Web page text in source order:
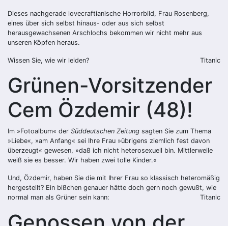
Dieses nachgerade lovecraftianische Horrorbild, Frau Rosenberg,
eines über sich selbst hinaus- oder aus sich selbst
herausgewachsenen Arschlochs bekommen wir nicht mehr aus
unseren Köpfen heraus.
Wissen Sie, wie wir leiden? Titanic
Grünen-Vorsitzender
Cem Özdemir (48)!
Im »Fotoalbum« der Süddeutschen Zeitung sagten Sie zum Thema
»Liebe«, »am Anfang« sei Ihre Frau »übrigens ziemlich fest davon
überzeugt« gewesen, »daß ich nicht heterosexuell bin. Mittlerweile
weiß sie es besser. Wir haben zwei tolle Kinder.«
Und, Özdemir, haben Sie die mit Ihrer Frau so klassisch heteromäßig
hergestellt? Ein bißchen genauer hätte doch gern noch gewußt, wie
normal man als Grüner sein kann:
Titanic